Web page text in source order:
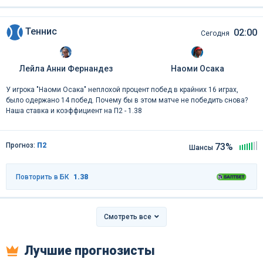
Теннис Сегодня 02:00
Лейла Анни Фернандез Наоми Осака
У игрока "Наоми Осака" неплохой процент побед в крайних 16 играх,
было одержано 14 побед. Почему бы в этом матче не победить снова?
Наша ставка и коэффициент на П2 - 1.38
Прогноз: П2 Шансы 73%
Повторить в БК 1.38
Смотреть все
Лучшие прогнозисты